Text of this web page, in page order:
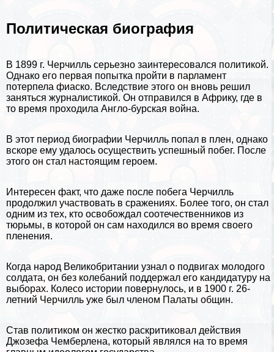
Политическая биография
В 1899 г. Черчилль серьезно заинтересовался политикой.
Однако его первая попытка пройти в парламент
потерпела фиаско. Вследствие этого он вновь решил
заняться журналистикой. Он отправился в Африку, где в
то время проходила Англо-бурская война.
В этот период биографии Черчилль попал в плен, однако
вскоре ему удалось осуществить успешный побег. После
этого он стал настоящим героем.
Интересен факт, что даже после побега Черчилль
продолжил участвовать в сражениях. Более того, он стал
одним из тех, кто освобождал соотечественников из
тюрьмы, в которой он сам находился во время своего
пленения.
Когда народ Великобритании узнал о подвигах молодого
солдата, он без колебаний поддержал его кандидатуру на
выборах. Колесо истории повернулось, и в 1900 г. 26-
летний Черчилль уже был члeном Палаты общин.
Став политиком он жестко раскритиковал действия
Джозефа Чемберлена, который являлся на то время